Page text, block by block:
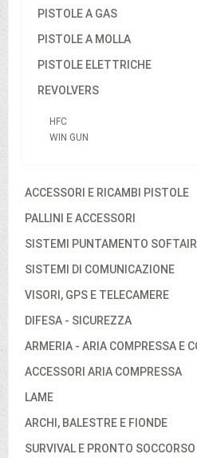
PISTOLE A GAS
PISTOLE A MOLLA
PISTOLE ELETTRICHE
REVOLVERS
HFC
WIN GUN
ACCESSORI E RICAMBI PISTOLE
PALLINI E ACCESSORI
SISTEMI PUNTAMENTO SOFTAIR
SISTEMI DI COMUNICAZIONE
VISORI, GPS E TELECAMERE
DIFESA - SICUREZZA
ARMERIA - ARIA COMPRESSA E
ACCESSORI ARIA COMPRESSA
LAME
ARCHI, BALESTRE E FIONDE
SURVIVAL E PRONTO SOCCORSO